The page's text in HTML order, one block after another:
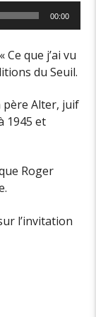
00:00
que j’ai vu
du Seuil.
père Alter, juif
1945 et
Roger
l’invitation